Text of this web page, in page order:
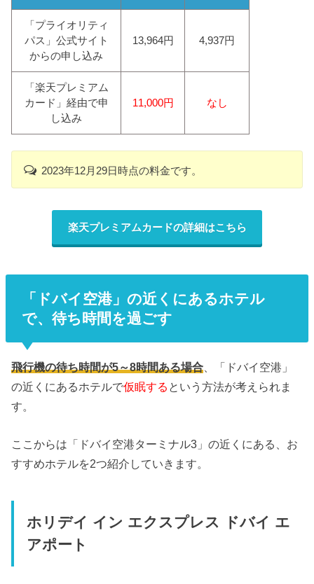
「プライオリティ
パス」公式サイト
からの申し込み
13,964円 4,937円
「楽天プレミアム
カード」経由で申
し込み
11,000円 なし
2023年12月29日時点の料金です。
楽天プレミアムカードの詳細はこちら
「ドバイ空港」の近くにあるホテル
で、待ち時間を過ごす
飛行機の待ち時間が5～8時間ある場合 、「ドバイ空港」
の近くにあるホテルで仮眠する という方法が考えられま
す。
ここからは「ドバイ空港ターミナル3」の近くにある、お
すすめホテルを2つ紹介していきます。
ホリデイ イン エクスプレス ドバイ エ
アポート